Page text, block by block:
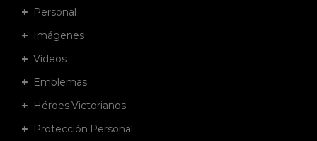
Personal
Imágenes
Vídeos
Emblemas
Héroes Victorianos
Protección Personal